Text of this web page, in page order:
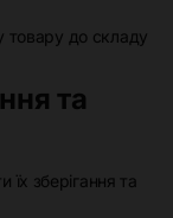
товару до складу
та
їх зберігання та